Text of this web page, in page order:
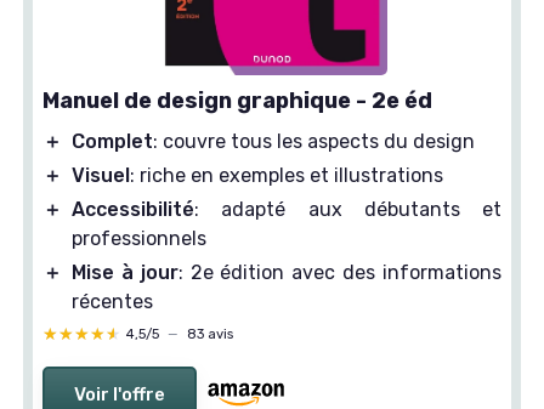
Manuel de design graphique - 2e éd
＋ Complet: couvre tous les aspects du design
＋ Visuel : riche en exemples et illustrations
＋ Accessibilité: adapté aux débutants et
professionnels
＋
Mise à jour: 2e édition avec des informations
récentes
★★★★★
★★★★★ 4,5/5 — 83 avis
Voir l'offre